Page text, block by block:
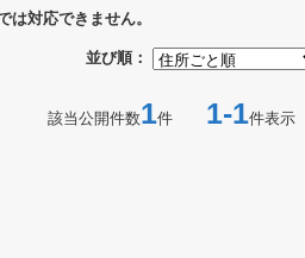
対応できません。
並び順：
該当公開件数1件 1-1件表示